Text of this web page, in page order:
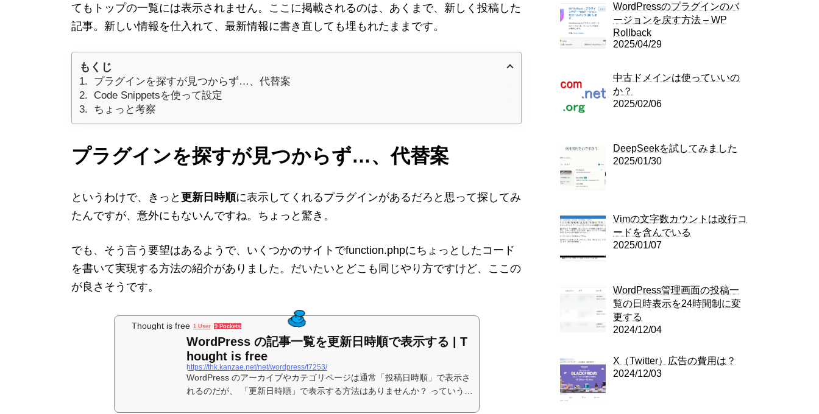
てもトップの一覧には表示されません。ここに掲載されるのは、あくまで、新しく投稿した
記事。新しい情報を仕入れて、最新情報に書き直しても埋もれたままです。
もくじ
プラグインを探すが見つからず…、代替案
Code Snippetsを使って設定
ちょっと考察
プラグインを探すが見つからず…、代替案
というわけで、きっと 更新日時順に表示してくれるプラグインがあるだろと思って探してみ
たんですが、意外にもないんですね。ちょっと驚き。
でも、そう言う要望はあるようで、いくつかのサイトでfunction.phpにちょっとしたコード
を書いて実現する方法の紹介がありました。だいたいとどこも同じやり方ですけど、ここの
が良さそうです。
Thought is free 1 User 9 Pockets
WordPress の記事一覧を更新日時順で表示する | T
hought is free
https://thk.kanzae.net/net/wordpress/t7253/
WordPress のアーカイブやカテゴリページは通常「投稿日時順」で表示さ
れるのだが、 「更新日時順」で表示する方法はありませんか？ っていう質
WordPressのプラグインのバ
ージョンを戻す方法 – WP
Rollback
2025/04/29
中古ドメインは使っていいの
か？
2025/02/06
DeepSeekを試してみました
2025/01/30
Vimの文字数カウントは改行コ
ードを含んでいる
2025/01/07
WordPress管理画面の投稿一
覧の日時表示を24時間制に変
更する
2024/12/04
X（Twitter）広告の費用は？
2024/12/03